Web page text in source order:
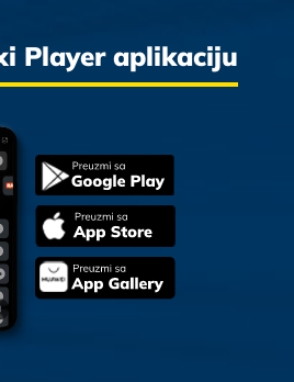
Player aplikaciju